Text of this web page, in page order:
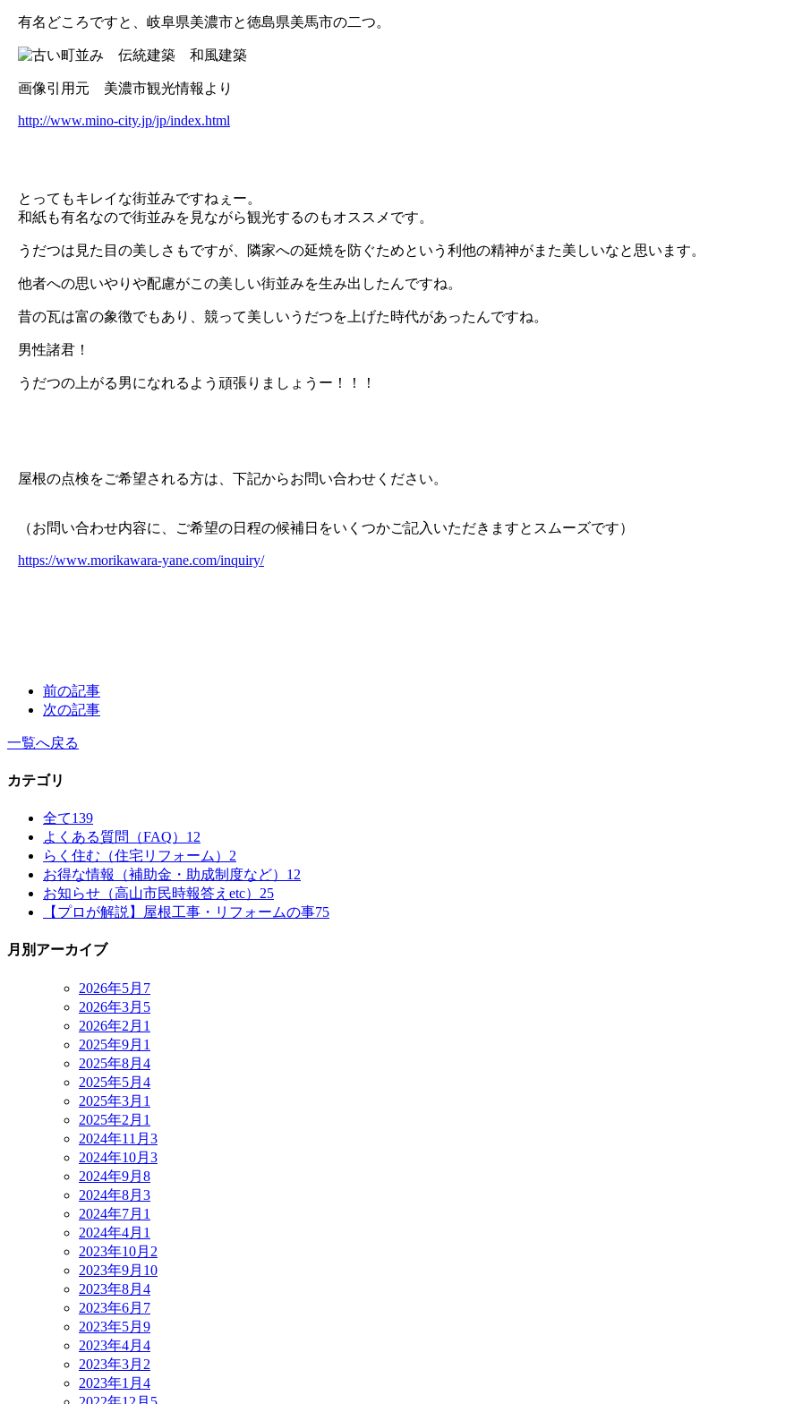
有名どころですと、岐阜県美濃市と徳島県美馬市の二つ。
画像引用元 美濃市観光情報より
http://www.mino-city.jp/jp/index.html
とってもキレイな街並みですねぇー。
和紙も有名なので街並みを見ながら観光するのもオススメです。
うだつは見た目の美しさもですが、隣家への延焼を防ぐためという利他の精神がまた美しいなと思います。
他者への思いやりや配慮がこの美しい街並みを生み出したんですね。
昔の瓦は富の象徴でもあり、競って美しいうだつを上げた時代があったんですね。
男性諸君！
うだつの上がる男になれるよう頑張りましょうー！！！
屋根の点検をご希望される方は、下記からお問い合わせください。
（お問い合わせ内容に、ご希望の日程の候補日をいくつかご記入いただきますとスムーズです）
https://www.morikawara-yane.com/inquiry/
前の記事
次の記事
一覧へ戻る
カテゴリ
全て139
よくある質問（FAQ） 12
らく住む（住宅リフォーム） 2
お得な情報（補助金・助成制度など） 12
お知らせ（高山市民時報答えetc） 25
【プロが解説】屋根工事・リフォームの事75
月別アーカイブ
2026年5月 7
2026年3月 5
2026年2月 1
2025年9月 1
2025年8月 4
2025年5月 4
2025年3月 1
2025年2月 1
2024年11月 3
2024年10月 3
2024年9月 8
2024年8月 3
2024年7月 1
2024年4月 1
2023年10月 2
2023年9月 10
2023年8月 4
2023年6月 7
2023年5月 9
2023年4月 4
2023年3月 2
2023年1月 4